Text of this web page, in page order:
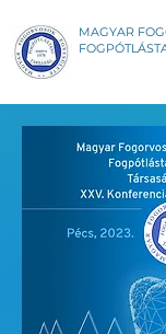
MAGYAR